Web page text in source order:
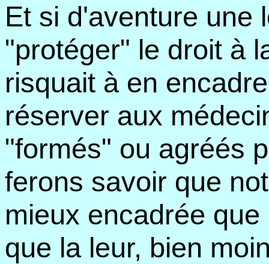
Et si d'aventure une
"protéger" le droit à
risquait à en
réserver aux
"formés" ou agréés
ferons savoir que
mieux encadrée
que la leur, bien